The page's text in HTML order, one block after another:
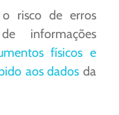
risco de erros
informações
físicos e
aos dados da